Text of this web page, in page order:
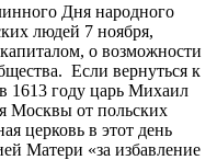
Дня народного
людей 7 ноября,
о возможности
Если вернуться к
1613 году царь Михаил
Москвы от польских
церковь в этот день
Матери «за избавление